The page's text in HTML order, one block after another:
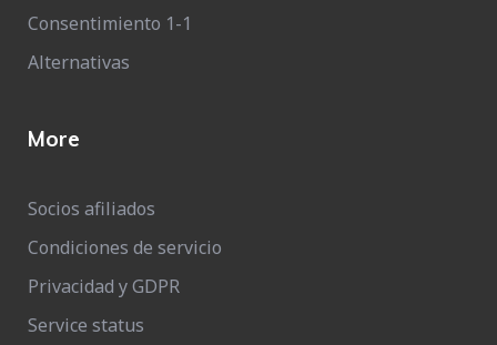
Consentimiento 1-1
Alternativas
More
Socios afiliados
Condiciones de servicio
Privacidad y GDPR
Service status